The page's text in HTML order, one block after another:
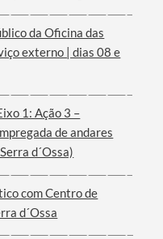
da Oficina das
externo | dias 08 e
1: Ação 3 –
de andares
d´Ossa)
com Centro de
d´Ossa